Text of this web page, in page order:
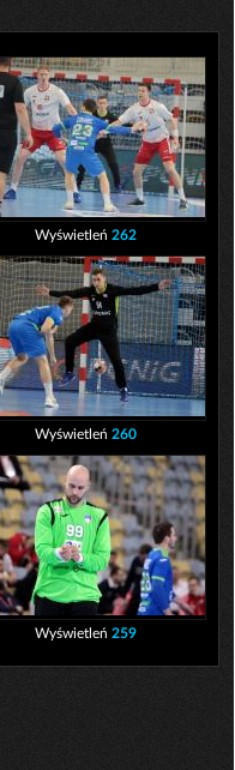
Wyświetleń 262
Wyświetleń 260
Wyświetleń 259